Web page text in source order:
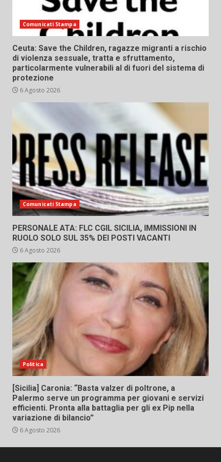
Comunicati Stampa
Ceuta: Save the Children, ragazze migranti a rischio
di violenza sessuale, tratta e sfruttamento,
particolarmente vulnerabili al di fuori del sistema di
protezione
6 Agosto 2026
Comunicati Stampa
PERSONALE ATA: FLC CGIL SICILIA, IMMISSIONI IN
RUOLO SOLO SUL 35% DEI POSTI VACANTI
6 Agosto 2026
Politica
[Sicilia] Caronia: “Basta valzer di poltrone, a
Palermo serve un programma per giovani e servizi
efficienti. Pronta alla battaglia per gli ex Pip nella
variazione di bilancio”
6 Agosto 2026